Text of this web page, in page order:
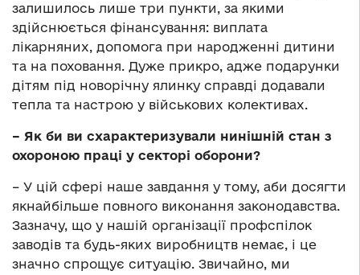
залишилось лише три пункти, за якими
здійснюється фінансування: виплата
лікарняних, допомога при народженні дитини
та на поховання. Дуже прикро, адже подарунки
дітям під новорічну ялинку справді додавали
тепла та настрою у військових колективах.
– Як би ви схарактеризували нинішній стан з
охороною праці у секторі оборони?
– У цій сфері наше завдання у тому, аби досягти
якнайбільше повного виконання законодавства.
Зазначу, що у нашій організації профспілок
заводів та будь-яких виробництв немає, і це
значно спрощує ситуацію. Звичайно, ми